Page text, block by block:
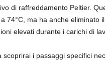
di raffreddamento Peltier.
74°C, ma ha anche
elevati durante i carichi di
scoprirai i passaggi specifici